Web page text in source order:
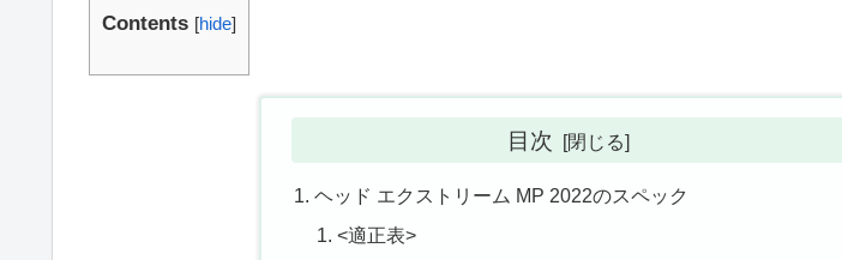
Contents [hide]
目次
ヘッド エクストリーム MP 2022のスペック
<適正表>